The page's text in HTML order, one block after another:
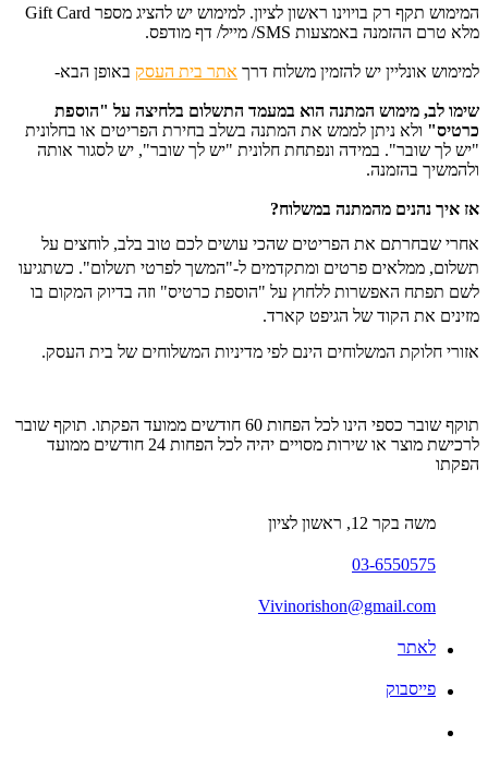
המימוש תקף רק בויוינו ראשון לציון. למימוש יש להציג מספר Gift Card
מלא טרם ההזמנה באמצעות SMS/ מייל/ דף מודפס.
למימוש אונליין יש להזמין משלוח דרך אתר בית העסק באופן הבא-
שימו לב, מימוש המתנה הוא במעמד התשלום בלחיצה על "הוספת
כרטיס" ולא ניתן לממש את המתנה בשלב בחירת הפריטים או בחלונית
"יש לך שובר". במידה ונפתחת חלונית "יש לך שובר", יש לסגור אותה
ולהמשיך בהזמנה.
אז איך נהנים מהמתנה במשלוח?
אחרי שבחרתם את הפריטים שהכי עושים לכם טוב בלב, לוחצים על
תשלום, ממלאים פרטים ומתקדמים ל-"המשך לפרטי תשלום". כשתגיעו
לשם תפתח האפשרות ללחוץ על "הוספת כרטיס" וזה בדיוק המקום בו
מזינים את הקוד של הגיפט קארד.
אזורי חלוקת המשלוחים הינם לפי מדיניות המשלוחים של בית העסק.
תוקף שובר כספי הינו לכל הפחות 60 חודשים ממועד הפקתו. תוקף שובר
לרכישת מוצר או שירות מסויים יהיה לכל הפחות 24 חודשים ממועד
הפקתו
משה בקר 12, ראשון לציון
03-6550575
Vivinorishon@gmail.com
לאתר
פייסבוק